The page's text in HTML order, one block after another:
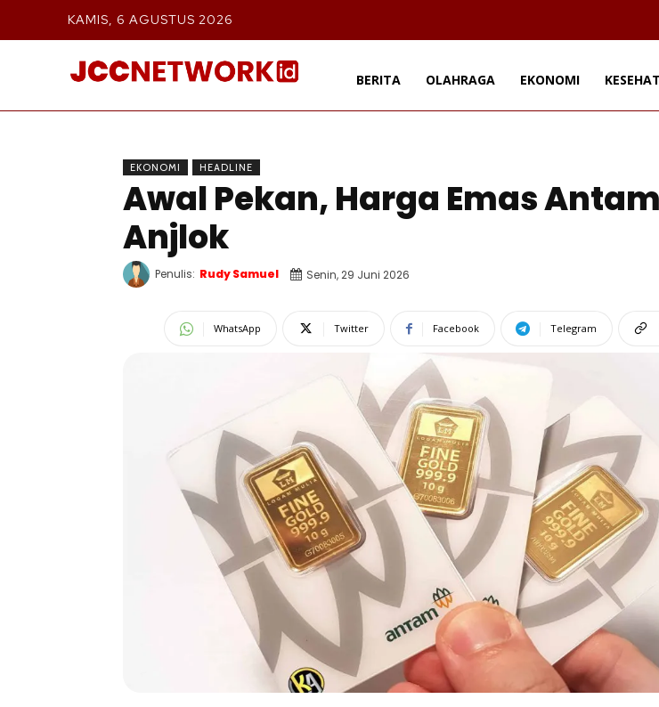
KAMIS, 6 AGUSTUS 2026
BERITA OLAHRAGA EKONOMI
EKONOMI HEADLINE
Awal Pekan, Harga Emas Antam
Anjlok
Penulis: Rudy Samuel Senin, 29 Juni 2026
WhatsApp Twitter Facebook Telegram